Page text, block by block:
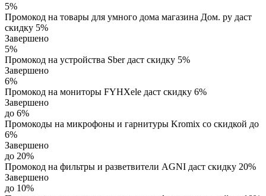
5%
Промокод на товары для умного дома магазина Дом. ру даст
скидку 5%
Завершено
5%
Промокод на устройства Sber даст скидку 5%
Завершено
6%
Промокод на мониторы FYHXele даст скидку 6%
Завершено
до 6%
Промокоды на микрофоны и гарнитуры Kromix со скидкой до
6%
Завершено
до 20%
Промокод на фильтры и разветвители AGNI даст скидку 20%
Завершено
до 10%